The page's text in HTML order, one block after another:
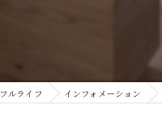
ルライフ インフォメーション